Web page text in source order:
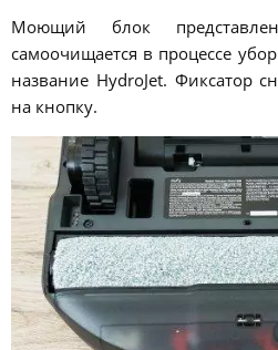
Моющий блок
самоочищается в процессе
название HydroJet. Фиксатор
на кнопку.